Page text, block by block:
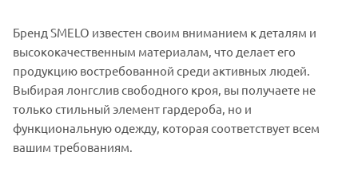
Бренд SMELO известен своим вниманием к деталям и
высококачественным материалам, что делает его
продукцию востребованной среди активных людей.
Выбирая лонгслив свободного кроя, вы получаете не
только стильный элемент гардероба, но и
функциональную одежду, которая соответствует всем
вашим требованиям.